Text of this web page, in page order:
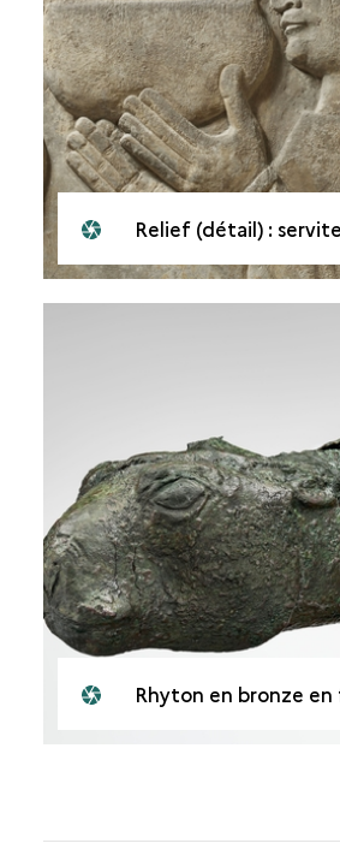
Relief (détail) : serviteur
Rhyton en bronze en forme